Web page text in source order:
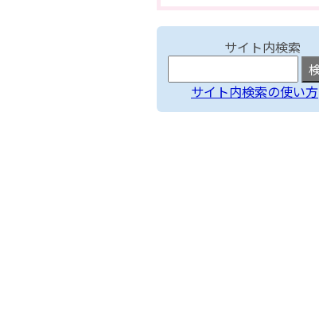
サイト内検索
サイト内検索の使い方